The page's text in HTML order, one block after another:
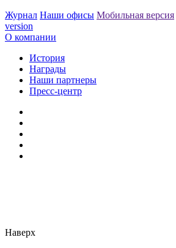
Журнал Наши офисы Мобильная версия
version
О компании
История
Награды
Наши партнеры
Пресс-центр
Наверх